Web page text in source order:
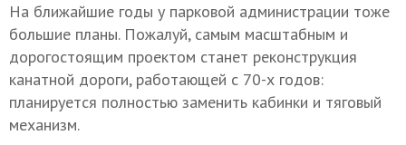
На ближайшие годы у парковой администрации тоже
большие планы. Пожалуй, самым масштабным и
дорогостоящим проектом станет реконструкция
канатной дороги, работающей с 70-х годов:
планируется полностью заменить кабинки и тяговый
механизм.